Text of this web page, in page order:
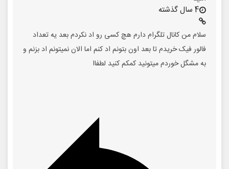
4 سال گذشته
سلام من کانال تلگرام دارم هچ کسی رو اد نکردم بعد یه تعداد
فالور فیک خریدم تا بعد اون بتونم اد کنم اما الان نمیتونم اد بزنم و
به مشگل خوردم میتونید کمکم کنید لطفاا